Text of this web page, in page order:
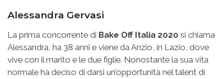
Alessandra Gervasi
La prima concorrente di Bake Off Italia 2020 si chiama
Alessandra, ha 38 anni e viene da Anzio, in Lazio, dove
vive con il marito e le due figlie. Nonostante la sua vita
normale ha deciso di darsi un’opportunità nel talent di